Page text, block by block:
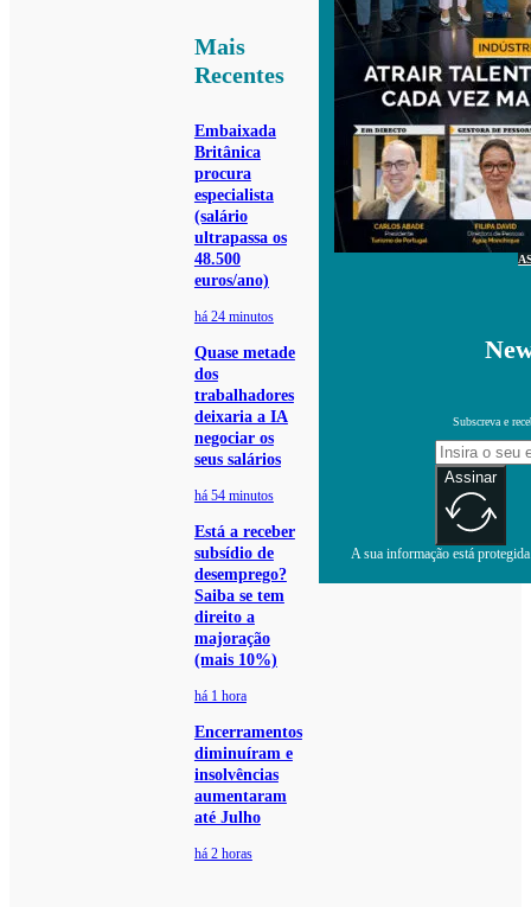
Mais
Recentes
Embaixada
Britânica
procura
especialista
(salário
ultrapassa os
48.500
euros/ano)
há 24 minutos
Quase metade
dos
trabalhadores
deixaria a IA
negociar os
seus salários
há 54 minutos
Está a receber
subsídio de
desemprego?
Saiba se tem
direito a
majoração
(mais 10%)
há 1 hora
Encerramentos
diminuíram e
insolvências
aumentaram
até Julho
há 2 horas
Subscreva e
Assinar
A sua informação está